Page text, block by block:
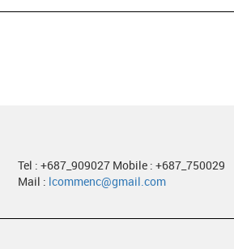
Tel : +687_909027 Mobile : +687_750029
Mail : lcommenc@gmail.com